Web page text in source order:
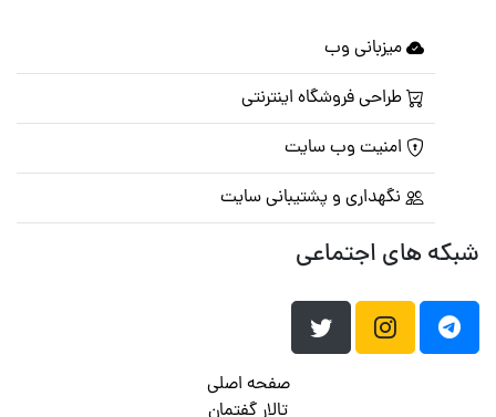
میزبانی وب
طراحی فروشگاه اینترنتی
امنیت وب سایت
نگهداری و پشتیبانی سایت
شبکه های اجتماعی
صفحه اصلی
تالار گفتمان